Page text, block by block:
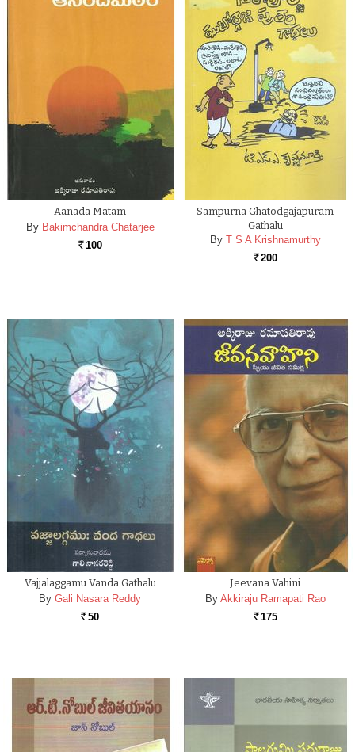
Aanada Matam
By Bakimchandra Chatarjee
Rs. 100
Sampurna Ghatodgajapuram
Gathalu
By T S A Krishnamurthy
Rs. 200
Vajjalaggamu Vanda Gathalu
By Gali Nasara Reddy
Rs. 50
Jeevana Vahini
By Akkiraju Ramapati Rao
Rs. 175